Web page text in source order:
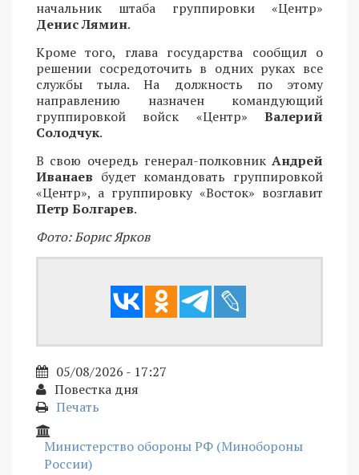
начальник штаба группировки «Центр»
Денис Лямин.
Кроме того, глава государства сообщил о
решении сосредоточить в одних руках все
службы тыла. На должность по этому
направлению назначен командующий
группировкой войск «Центр» Валерий
Солодчук.
В свою очередь генерал-полковникАндрей
Иванаев будет командовать группировкой
«Центр», а группировку «Восток» возглавит
Петр Болгарев.
Фото: Борис Ярков
05/08/2026 - 17:27
Повестка дня
Печать
Министерство обороны РФ (Минобороны
России)